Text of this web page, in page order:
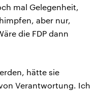
mal Gelegenheit,
aber nur,
die FDP dann
hätte sie
Verantwortung. Ich